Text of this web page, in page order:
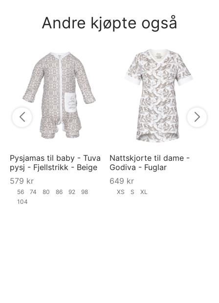
Andre kjøpte også
Pysjamas til baby - Tuva
pysj - Fjellstrikk - Beige
579 kr
56 74 80 86 92
98
104
Nattskjorte til dame -
Godiva - Fuglar
649 kr
XS S XL